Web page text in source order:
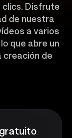
clics. Disfrute
de nuestra
a varios
que abre un
creación de